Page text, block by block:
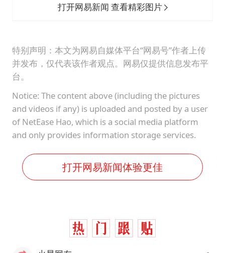
打开网易新闻 查看精彩图片
特别声明：本文为网易自媒体平台“网易号”作者上传
并发布，仅代表该作者观点。网易仅提供信息发布平
台。
Notice: The content above (including the pictures
and videos if any) is uploaded and posted by a user
of NetEase Hao, which is a social media platform
and only provides information storage services.
打开网易新闻体验更佳